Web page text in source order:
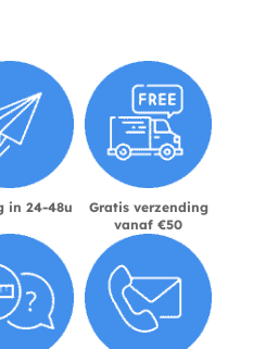
in 24-48u
Gratis verzending
vanaf €50